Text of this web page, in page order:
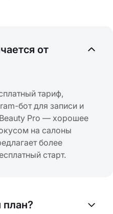
от
тариф,
бот для записи и
Pro — хорошее
на салоны
более
старт.
план?